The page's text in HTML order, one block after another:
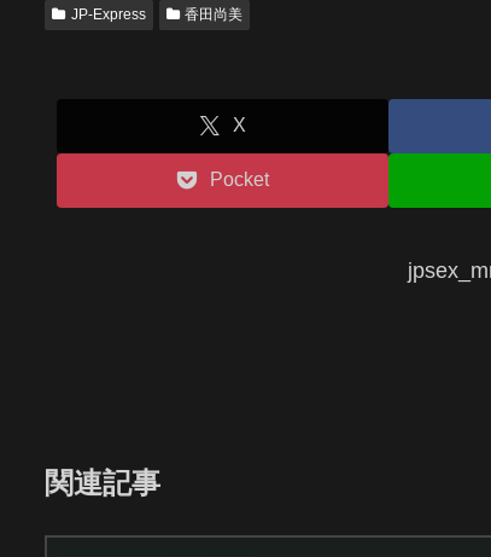
JP-Express 香田尚美
X
Pocket
関連記事